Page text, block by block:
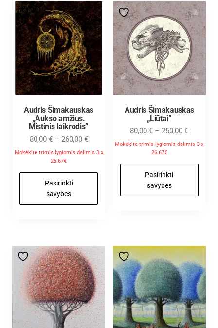
Audris Šimakauskas
„Aukso amžius.
Mistinis laikrodis”
80,00 € – 260,00 €
Mokėkite trimis lygiomis dalimis 3 x
26.67€
Pasirinkti
savybes
Audris Šimakauskas
„Liūtai”
80,00€ – 250,00€
Mokėkite trimis lygiomis dalimis 3 x
26.67€
Pasirinkti
savybes